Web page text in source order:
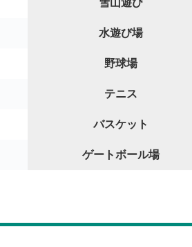
水遊び場
野球場
テニス
バスケット
ゲートボール場